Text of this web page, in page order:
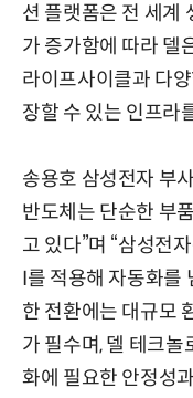
션 플랫폼은 전 세계
가 증가함에 따라 델
라이프사이클과 다
장할 수 있는 인프라
송용호 삼성전자 부
반도체는 단순한 부
고 있다”며 “삼성전
I를 적용해 자동화를
한 전환에는 대규모
가 필수며, 델 테크
화에 필요한 안정성